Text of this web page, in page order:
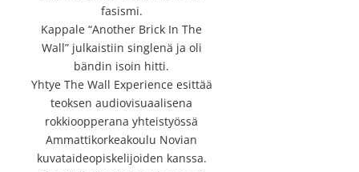
fasismi.
Kappale “Another Brick In The
Wall” julkaistiin singlenä ja oli
bändin isoin hitti.
Yhtye The Wall Experience esittää
teoksen audiovisuaalisena
rokkioopperana yhteistyössä
Ammattikorkeakoulu Novian
kuvataideopiskelijoiden kanssa.